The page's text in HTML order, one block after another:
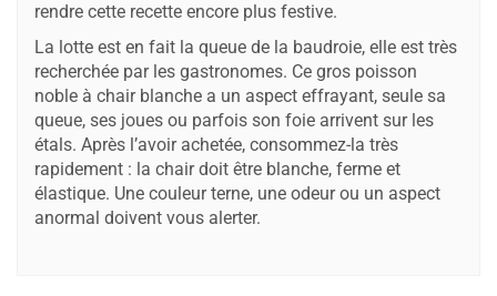
rendre cette recette encore plus festive.
La lotte est en fait la queue de la baudroie, elle est très
recherchée par les gastronomes. Ce gros poisson
noble à chair blanche a un aspect effrayant, seule sa
queue, ses joues ou parfois son foie arrivent sur les
étals. Après l’avoir achetée, consommez-la très
rapidement : la chair doit être blanche, ferme et
élastique. Une couleur terne, une odeur ou un aspect
anormal doivent vous alerter.